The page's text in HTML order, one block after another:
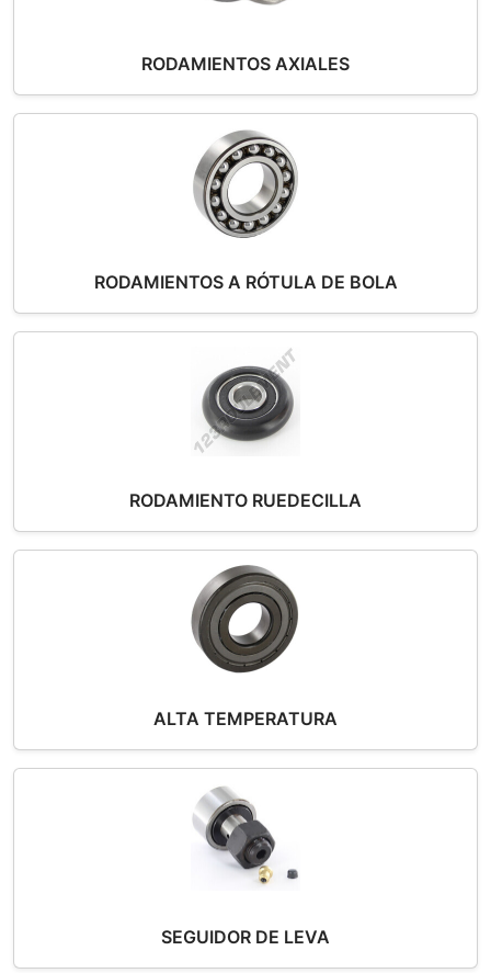
RODAMIENTOS AXIALES
RODAMIENTOS A RÓTULA DE BOLA
RODAMIENTO RUEDECILLA
ALTA TEMPERATURA
SEGUIDOR DE LEVA